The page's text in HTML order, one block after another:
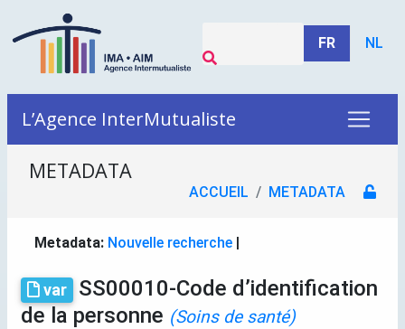
FR NL
L’Agence InterMutualiste
METADATA
ACCUEIL METADATA
Metadata: Nouvelle recherche |
var
SS00010-Code d’identification
de la personne (Soins de santé)